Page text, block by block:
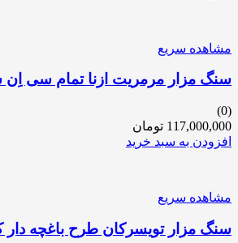
مشاهده سریع
سنگ مزار مرمریت ازنا تمام سی اِن
(0)
117,000,000 تومان
افزودن به سبد خرید
مشاهده سریع
سنگ مزار تویسرکان طرح باغچه دار کد